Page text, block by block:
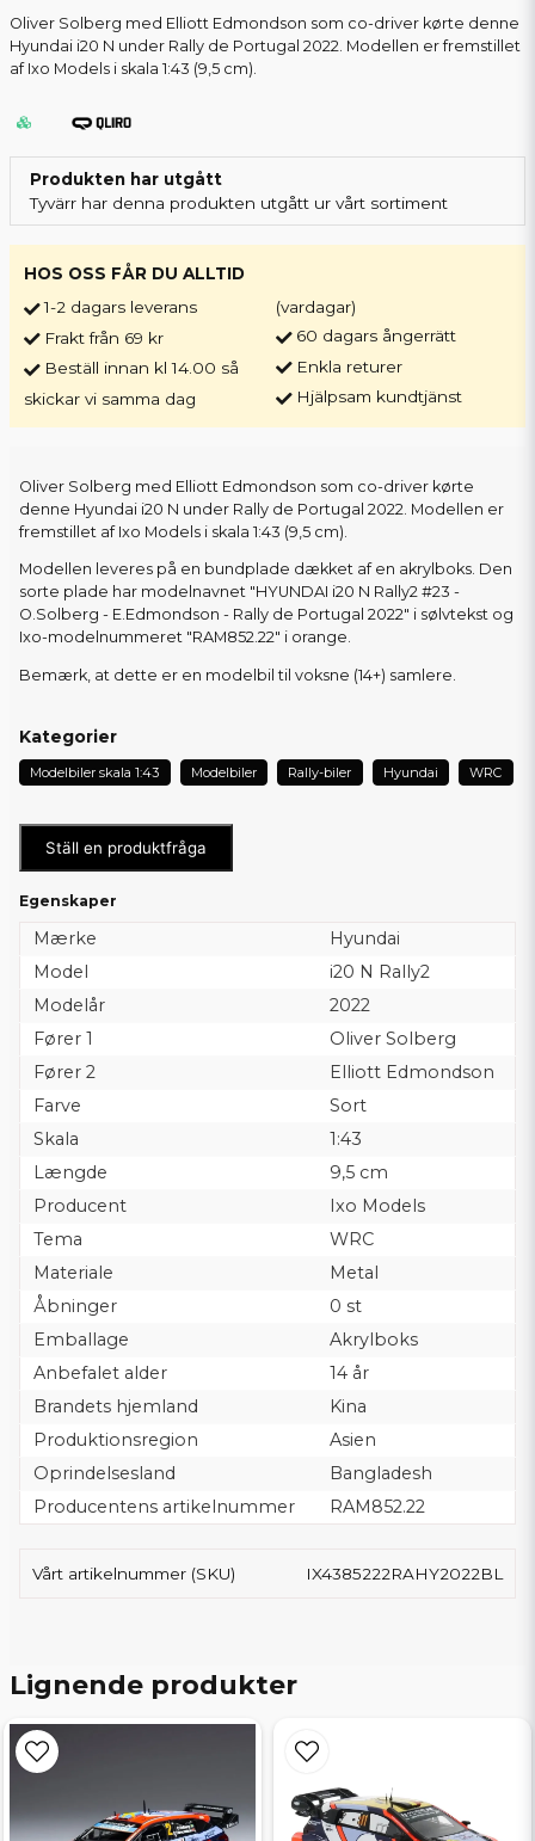
Oliver Solberg med Elliott Edmondson som co-driver kørte denne
Hyundai i20 N under Rally de Portugal 2022. Modellen er fremstillet
af Ixo Models i skala 1:43 (9,5 cm).
Produkten har utgått
Tyvärr har denna produkten utgått ur vårt sortiment
HOS OSS FÅR DU ALLTID
1-2 dagars leverans
Frakt från 69 kr
Beställ innan kl 14.00 så
skickar vi samma dag
(vardagar)
60 dagars ångerrätt
Enkla returer
Hjälpsam kundtjänst
Oliver Solberg med Elliott Edmondson som co-driver kørte
denne Hyundai i20 N under Rally de Portugal 2022. Modellen er
fremstillet af Ixo Models i skala 1:43 (9,5 cm).
Modellen leveres på en bundplade dækket af en akrylboks. Den
sorte plade har modelnavnet "HYUNDAI i20 N Rally2 #23 -
O.Solberg - E.Edmondson - Rally de Portugal 2022" i sølvtekst og
Ixo-modelnummeret "RAM852.22" i orange.
Bemærk, at dette er en modelbil til voksne (14+) samlere.
Kategorier
Modelbiler skala 1:43 Modelbiler Rally-biler Hyundai WRC
Ställ en produktfråga
Egenskaper
Mærke
Hyundai
Model
i20 N Rally2
Modelår
2022
Fører 1
Oliver Solberg
Fører 2
Elliott Edmondson
Farve
Sort
Skala
1:43
Længde
9,5 cm
Producent
Ixo Models
Tema
WRC
Materiale
Metal
Åbninger
0 st
Emballage
Akrylboks
Anbefalet alder
14 år
Brandets hjemland
Kina
Produktionsregion
Asien
Oprindelsesland
Bangladesh
Producentens artikelnummer
RAM852.22
Vårt artikelnummer (SKU) IX4385222RAHY2022BL
Lignende produkter